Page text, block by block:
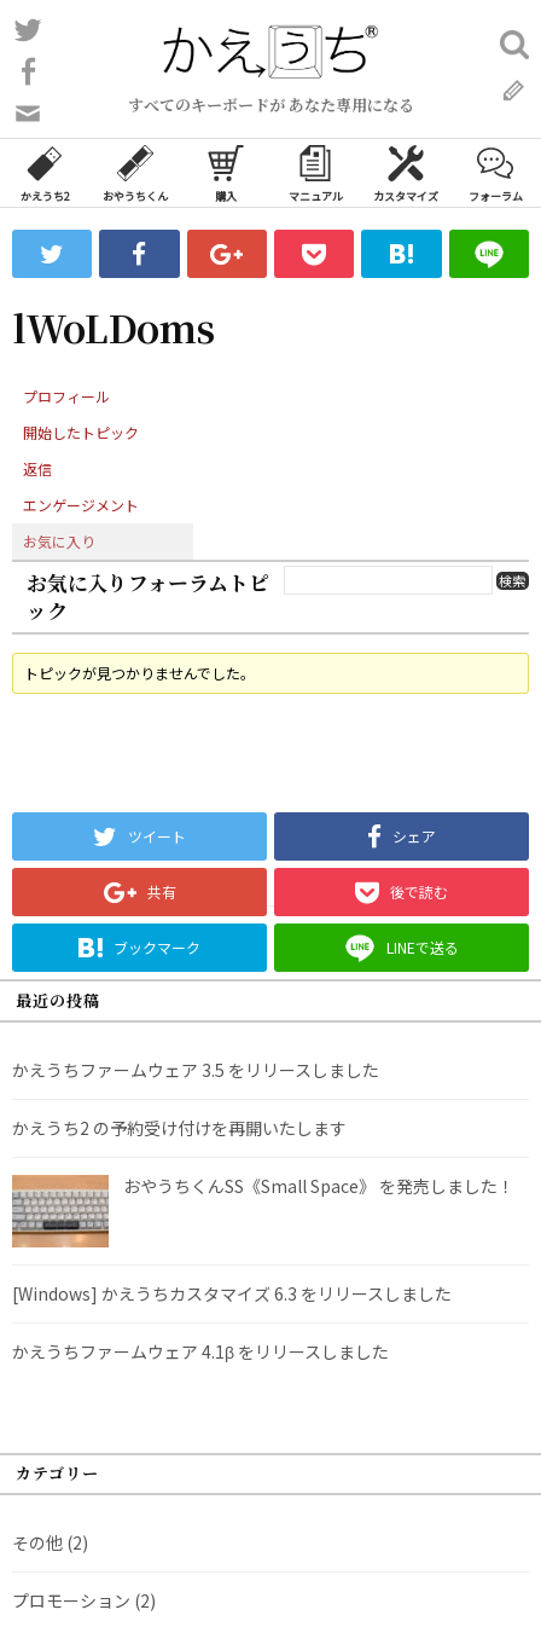
コ
ン
ン
ツ
ス
ッ
プ
すべてのキーボードが あなた専用になる
い
合
わ
フ
ォ
ム
検
索:
かえうち2 おやうちくん 購入 マニュアル カスタマイズ フォーラム
lWoLDoms
プロフィール
開始したトピック
返信
エンゲージメント
お気に入り
お気に入りフォーラムトピ
ック
トピックが見つかりませんでした。
ツイート シェア
共有 後で読む
ブックマーク LINEで送る
最近の投稿
かえうちファームウェア 3.5 をリリースしました
かえうち2 の予約受け付けを再開いたします
おやうちくんSS《Small Space》 を発売しました！
[Windows] かえうちカスタマイズ 6.3 をリリースしました
かえうちファームウェア 4.1β をリリースしました
カテゴリー
その他 (2)
プロモーション (2)